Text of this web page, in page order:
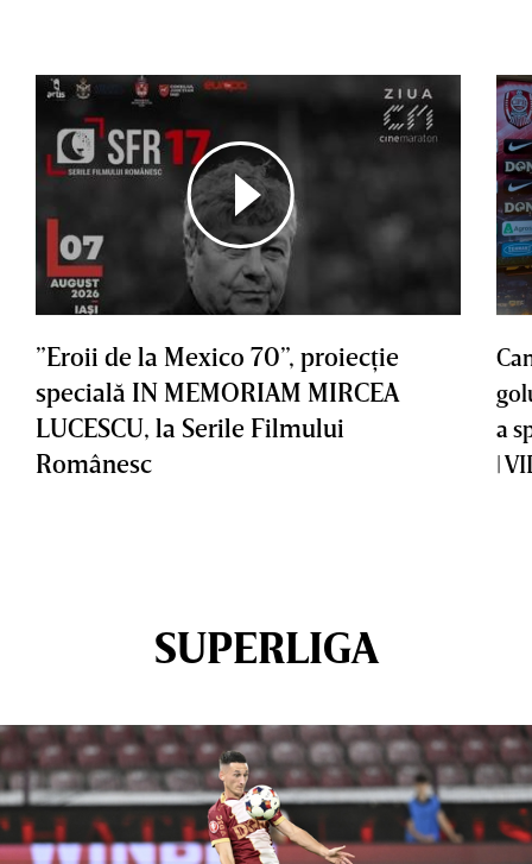
”Eroii de la Mexico 70”, proiecţie
specială IN MEMORIAM MIRCEA
LUCESCU, la Serile Filmului
Românesc
a
|
SUPERLIGA